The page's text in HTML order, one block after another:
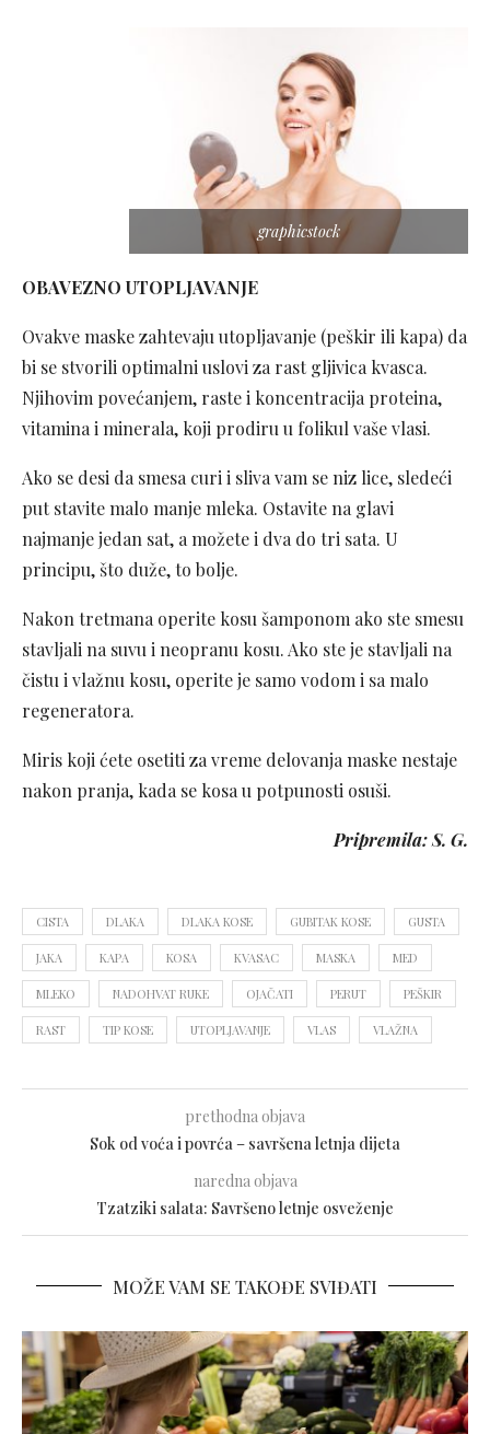
graphicstock
OBAVEZNO UTOPLJAVANJE
Ovakve maske zahtevaju utopljavanje (peškir ili kapa) da
bi se stvorili optimalni uslovi za rast gljivica kvasca.
Njihovim povećanjem, raste i koncentracija proteina,
vitamina i minerala, koji prodiru u folikul vaše vlasi.
Ako se desi da smesa curi i sliva vam se niz lice, sledeći
put stavite malo manje mleka. Ostavite na glavi
najmanje jedan sat, a možete i dva do tri sata. U
principu, što duže, to bolje.
Nakon tretmana operite kosu šamponom ako ste smesu
stavljali na suvu i neopranu kosu. Ako ste je stavljali na
čistu i vlažnu kosu, operite je samo vodom i sa malo
regeneratora.
Miris koji ćete osetiti za vreme delovanja maske nestaje
nakon pranja, kada se kosa u potpunosti osuši.
Pripremila: S. G.
CISTA DLAKA DLAKA KOSE GUBITAK KOSE GUSTA
JAKA KAPA KOSA KVASAC MASKA MED
MLEKO NADOHVAT RUKE OJAČATI PERUT PEŠKIR
RAST TIP KOSE UTOPLJAVANJE VLAS VLAŽNA
prethodna objava
Sok od voća i povrća – savršena letnja dijeta
naredna objava
Tzatziki salata: Savršeno letnje osveženje
MOŽE VAM SE TAKOĐE SVIĐATI